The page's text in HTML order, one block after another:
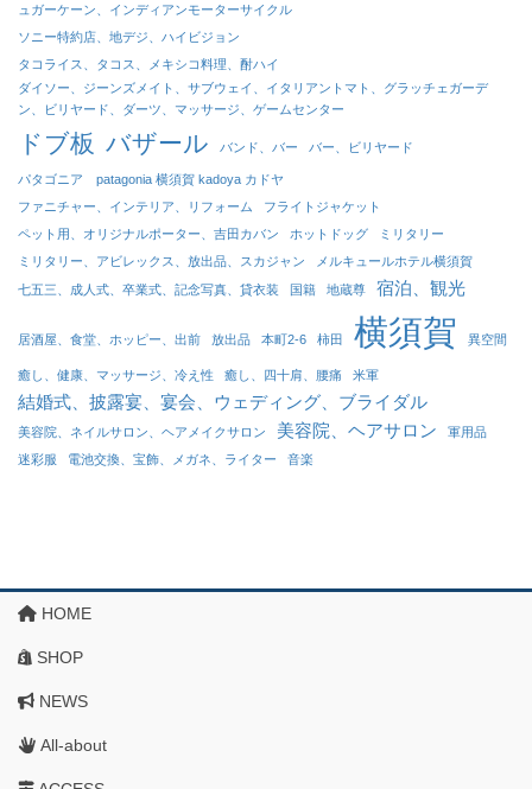
ュガーケーン、インディアンモーターサイクル
ソニー特約店、地デジ、ハイビジョン
タコライス、タコス、メキシコ料理、酎ハイ
ダイソー、ジーンズメイト、サブウェイ、イタリアントマト、グラッチェガーデ
ン、ビリヤード、ダーツ、マッサージ、ゲームセンター
ドブ板 バザール バンド、バー バー、ビリヤード
パタゴニア patagonia 横須賀 kadoya カドヤ
ファニチャー、インテリア、リフォーム
フライトジャケット
ペット用、オリジナルポーター、吉田カバン
ホットドッグ
ミリタリー
ミリタリー、アビレックス、放出品、スカジャン
メルキュールホテル横須賀
七五三、成人式、卒業式、記念写真、貸衣装
国籍 地蔵尊 宿泊、観光
居酒屋、食堂、ホッピー、出前 放出品 本町2-6 柿田 横須賀 異空間
癒し、健康、マッサージ、冷え性 癒し、四十肩、腰痛 米軍
結婚式、披露宴、宴会、ウェディング、ブライダル
美容院、ネイルサロン、ヘアメイクサロン 美容院、ヘアサロン
軍用品
迷彩服
電池交換、宝飾、メガネ、ライター 音楽
HOME
SHOP
NEWS
All-about